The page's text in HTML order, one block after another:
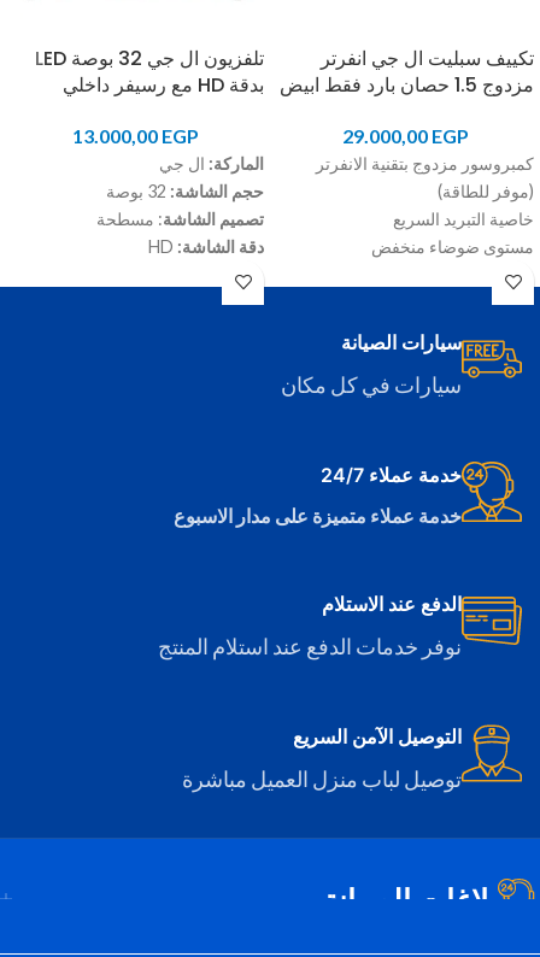
تكييف سبليت ال جي انفرتر
مزدوج 1.5 حصان بارد فقط ابيض
29.000,00 EGP
كمبروسور مزدوج بتقنية الانفرتر
(موفر للطاقة)
خاصية التبريد السريع
مستوى ضوضاء منخفض
خاصية توفير الطاقة
تصميم نحيف وبسيط
تركيب سريع وسهل
قدرة التكييف:
النوع:
بارد فقط
الأبعاد (ارتفاع×عرض×عمق):
837 × 189 ملم
للون:ابيض
تلفزيون ال جي 32 بوصة LED
بدقة HD مع رسيفر داخلي
13.000,00 EGP
الماركة: ال جي
حجم الشاشة: 32 بوصة
تصميم الشاشة: مسطحة
دقة الشاشة: HD
نوع الشاشة:
أهم مميزات تلفزيون ال جي
سيارات الصيانة
سيارات في كل مكان
خدمة عملاء 24/7
خدمة عملاء متميزة على مدار الاسبوع
الدفع عند الاستلام
نوفر خدمات الدفع عند استلام المنتج
التوصيل الآمن السريع
توصيل لباب منزل العميل مباشرة
بلاغات الصيانة